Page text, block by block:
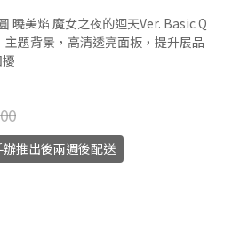
曉美焰 魔女之夜的迴天Ver. Basic Q
題背景，高清透亮面板，提升展品
推出後兩週後配送